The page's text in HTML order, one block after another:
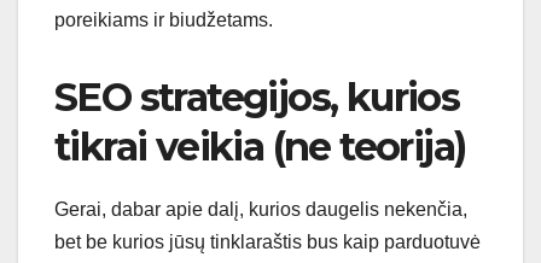
poreikiams ir biudžetams.
SEO strategijos, kurios
tikrai veikia (ne teorija)
Gerai, dabar apie dalį, kurios daugelis nekenčia,
bet be kurios jūsų tinklaraštis bus kaip parduotuvė